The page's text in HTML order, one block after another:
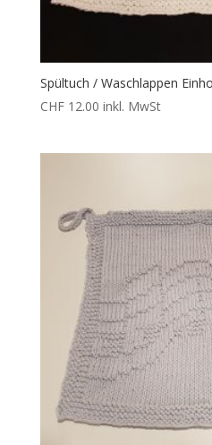
Spültuch / Waschlappen
CHF12.00 inkl. MwSt